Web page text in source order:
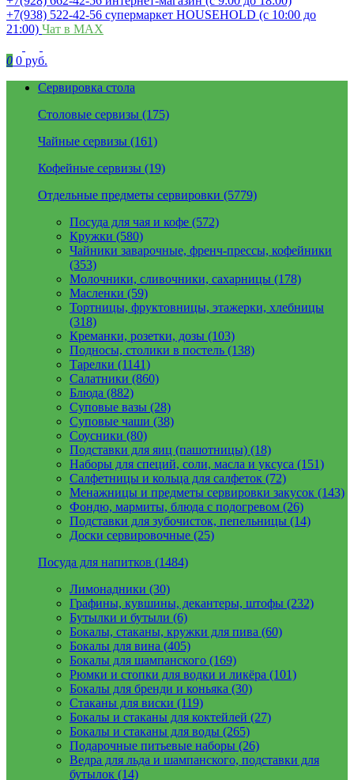
+7(938) 522-42-56 супермаркет HOUSEHOLD (с 10:00 до
21:00) Чат в MAX
0 0 руб.
Сервировка стола
Столовые сервизы (175)
Чайные сервизы (161)
Кофейные сервизы (19)
Отдельные предметы сервировки (5779)
Посуда для чая и кофе (572)
Кружки (580)
Чайники заварочные, френч-прессы, кофейники
(353)
Молочники, сливочники, сахарницы (178)
Масленки (59)
Тортницы, фруктовницы, этажерки, хлебницы
(318)
Креманки, розетки, дозы (103)
Подносы, столики в постель (138)
Тарелки (1141)
Салатники (860)
Блюда (882)
Суповые вазы (28)
Суповые чаши (38)
Соусники (80)
Подставки для яиц (пашотницы) (18)
Наборы для специй, соли, масла и уксуса (151)
Салфетницы и кольца для салфеток (72)
Менажницы и предметы сервировки закусок (143)
Фондю, мармиты, блюда с подогревом (26)
Подставки для зубочисток, пепельницы (14)
Доски сервировочные (25)
Посуда для напитков (1484)
Лимонадники (30)
Графины, кувшины, декантеры, штофы (232)
Бутылки и бутыли (6)
Бокалы, стаканы, кружки для пива (60)
Бокалы для вина (405)
Бокалы для шампанского (169)
Рюмки и стопки для водки и ликёра (101)
Бокалы для бренди и коньяка (30)
Стаканы для виски (119)
Бокалы и стаканы для коктейлей (27)
Бокалы и стаканы для воды (265)
Подарочные питьевые наборы (26)
Ведра для льда и шампанского, подставки для
бутылок (14)